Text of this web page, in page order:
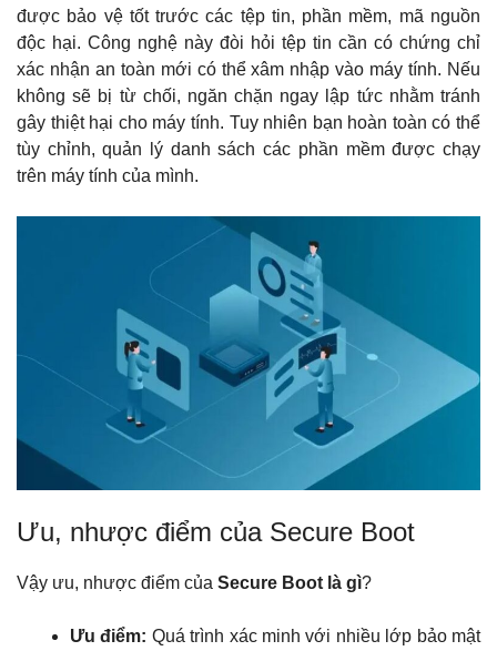
được bảo vệ tốt trước các tệp tin, phần mềm, mã nguồn
độc hại. Công nghệ này đòi hỏi tệp tin cần có chứng chỉ
xác nhận an toàn mới có thể xâm nhập vào máy tính. Nếu
không sẽ bị từ chối, ngăn chặn ngay lập tức nhằm tránh
gây thiệt hại cho máy tính. Tuy nhiên bạn hoàn toàn có thể
tùy chỉnh, quản lý danh sách các phần mềm được chạy
trên máy tính của mình.
Ưu, nhược điểm của Secure Boot
Vậy ưu, nhược điểm của Secure Boot là gì?
Ưu điểm: Quá trình xác minh với nhiều lớp bảo mật